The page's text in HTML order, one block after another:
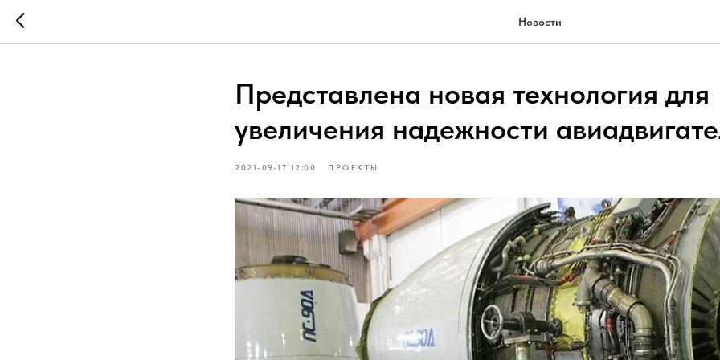
Новости
Представлена новая технология для
увеличения надежности
2021-09-17 12:00 ПРОЕКТЫ